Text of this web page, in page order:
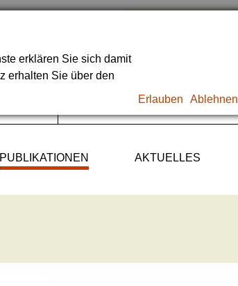
erklären Sie sich damit
erhalten Sie über den
Erlauben Ablehnen
PUBLIKATIONEN AKTUELLES